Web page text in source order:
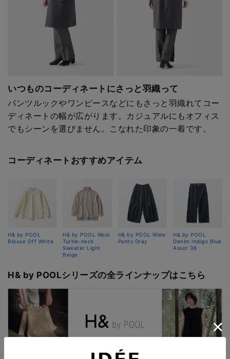
いつものコーディネートにさっと羽織って
パンツルックやワンピースなどにもさっと羽織れてコー
ディネートの幅が広がります。カジュアルにもオフィス
でもシーンを選びません。こなれた印象の一着です。
コーディネートおすすめアイテム
H& by POOL
Blouse Off White
H& by POOL Wool
Turtle-neck
Sweater Light
Beige
H& by POOL Wide
Pants Gray
H& by POOL
Denim Indigo Blue
Assor 36
H& by POOLシリーズの全ラインナップはこちら